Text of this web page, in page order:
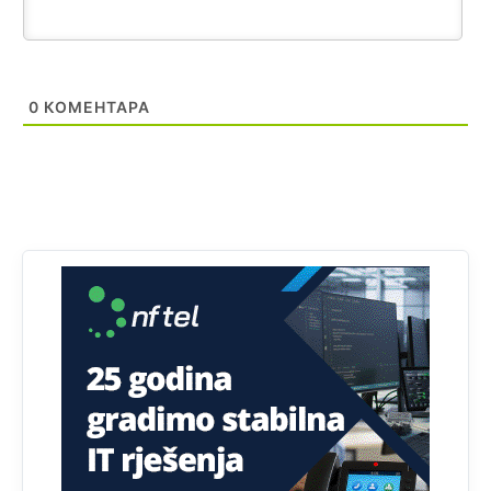
0 КОМЕНТАРА
Анонимно2818605
Prema podacima o informaciono-komunikacionim
tehnologijama, čak 33,4% domaćinstava u BiH uopšte
nema pristup računaru bilo koje vrste (desktop, laptop ili
Анонимно2818605 11:34
Najveći dio populacije starije od 65 godina uopšte ne
koristi internet, niti ima pristup računarima
Анонимно2818605 11:45